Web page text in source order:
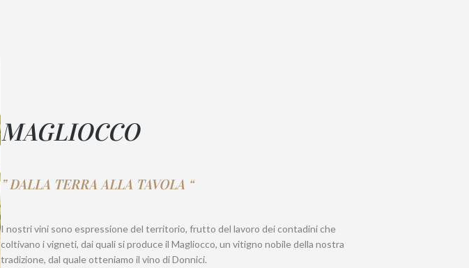
MAGLIOCCO
” DALLA TERRA ALLA TAVOLA “
I nostri vini sono espressione del territorio, frutto del lavoro dei contadini che
coltivano i vigneti, dai quali si produce il Magliocco, un vitigno nobile della nostra
tradizione, dal quale otteniamo il vino di Donnici.